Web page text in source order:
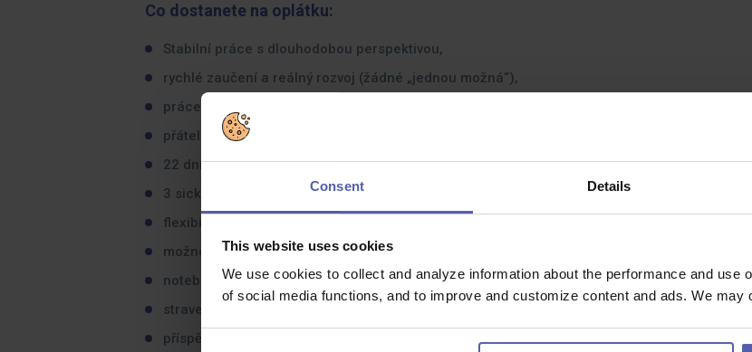
Consent Details
This website uses cookies
We use cookies to collect and analyze information about the performance and use
of social media functions, and to improve and customize content and ads. We
Co dostanete na oplátku:
Stabilní práce s dlouhodobou perspektivou,
rychlé zaučení a reálný rozvoj (žádné „jednou možná“),
práce přímo s člověkem, který rozhoduje,
přátelský tým, kde se věci řeší na rovinu,
22 dní dovolené,
3 sick days,
flexibilní pracovní doba,
možnost home office,
notebook + telefon,
stravenkový paušál,
příspěvek na penzijní připojištění,